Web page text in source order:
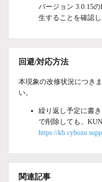
バージョン 3.0.15
生することを確認し
回避/対応方法
本現象の改修状況につき
い。
繰り返し予定に書
で削除しても、
https://
関連記事